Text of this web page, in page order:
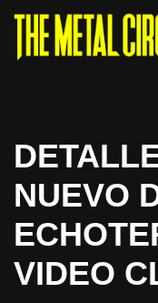
Saltar
NUEVO
VIDEO